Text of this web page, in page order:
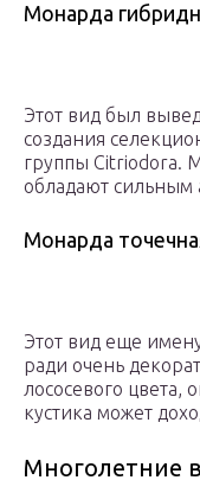
Монарда
Этот вид был
создания
группы Citriodora.
обладают сильным
Монарда
Этот вид еще
ради очень
лососевого цвета,
кустика может
Многолетние